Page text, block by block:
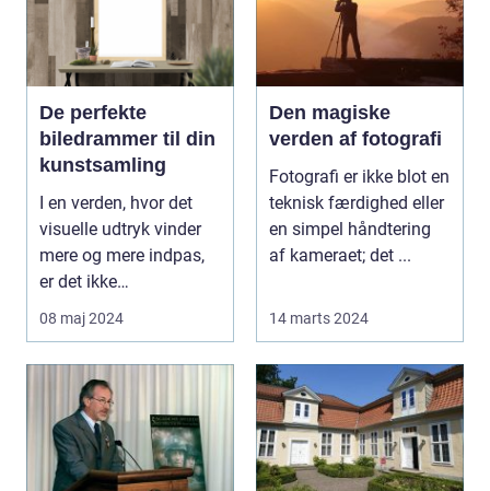
De perfekte
biledrammer til din
kunstsamling
I en verden, hvor det
visuelle udtryk vinder
mere og mere indpas,
er det ikke
overraskende, at biled...
08 maj 2024
Den magiske
verden af fotografi
Fotografi er ikke blot en
teknisk færdighed eller
en simpel håndtering
af kameraet; det ...
14 marts 2024